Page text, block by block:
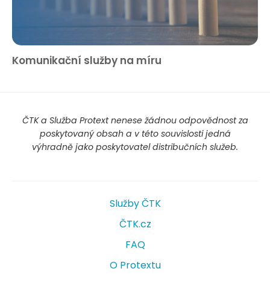
Komunikační služby na míru
ČTK a Služba Protext nenese žádnou odpovědnost za
poskytovaný obsah a v této souvislosti jedná
výhradně jako poskytovatel distribučních služeb.
Služby ČTK
ČTK.cz
FAQ
O Protextu